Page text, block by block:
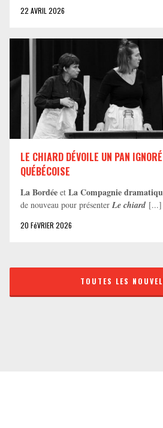
22 AVRIL 2026
LE CHIARD DÉVOILE UN PAN
QUÉBÉCOISE
La Bordée et La Compagnie
de nouveau pour présenter Le chiard [...]
20 FéVRIER 2026
TOUTES LES